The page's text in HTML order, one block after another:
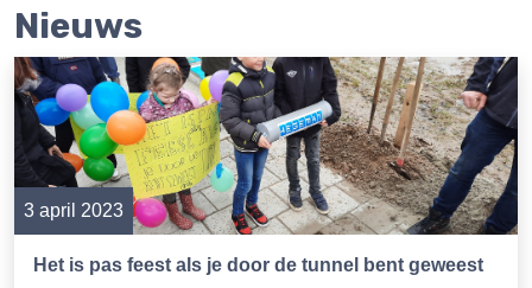
Nieuws
3 april 2023
Het is pas feest als je door de tunnel bent geweest